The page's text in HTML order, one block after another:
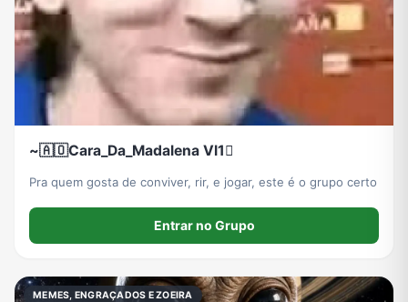
~🇦🇴Cara_Da_Madalena Vl1🫪
Pra quem gosta de conviver, rir, e jogar, este é o grupo certo
Entrar no Grupo
MEMES, ENGRAÇADOS E ZOEIRA